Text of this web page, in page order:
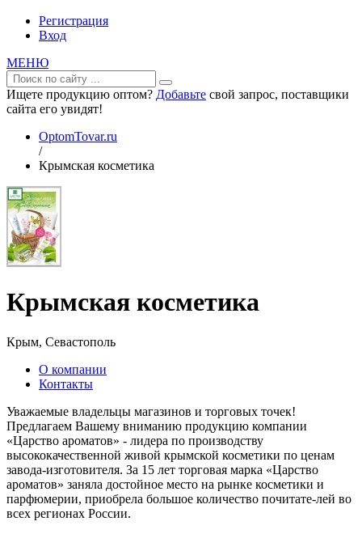
Регистрация
Вход
МЕНЮ
Ищете продукцию оптом? Добавьте свой запрос, поставщики
сайта его увидят!
OptomTovar.ru
/
Крымская косметика
Крымская косметика
Крым, Севастополь
О компании
Контакты
Уважаемые владельцы магазинов и торговых точек!
Предлагаем Вашему вниманию продукцию компании
«Царство ароматов» - лидера по производству
высококачественной живой крымской косметики по ценам
завода-изготовителя. За 15 лет торговая марка «Царство
ароматов» заняла достойное место на рынке косметики и
парфюмерии, приобрела большое количество почитате-лей во
всех регионах России.